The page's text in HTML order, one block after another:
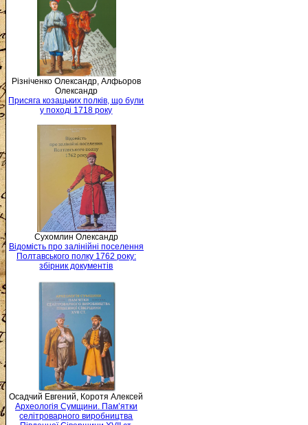
Різніченко Олександр, Алфьоров
Олександр
Присяга козацьких полків, що були
у поході 1718 року
Сухомлин Олександр
Відомість про залінійні поселення
Полтавського полку 1762 року:
збірник документів
Осадчий Евгений, Коротя Алексей
Археологія Сумщини. Пам’ятки
селітроварного виробництва